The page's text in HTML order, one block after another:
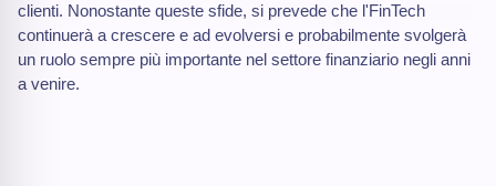
clienti. Nonostante queste sfide, si prevede che l'FinTech
continuerà a crescere e ad evolversi e probabilmente svolgerà
un ruolo sempre più importante nel settore finanziario negli anni
a venire.